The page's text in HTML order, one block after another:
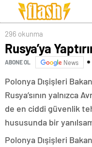
296 okunma
Rusya’ya
ABONE OL News
Polonya Dışişleri
Rusya’sının yalnızca
de en ciddi güvenlik
hususunda bir
Polonya Dışişleri